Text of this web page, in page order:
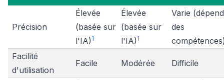
Précision
Élevée
(basée sur
l'IA) 1
Élevée
(basée sur
l'IA) 1
Varie (dépend
des
Facilité
d'utilisation
Facile Modérée Difficile